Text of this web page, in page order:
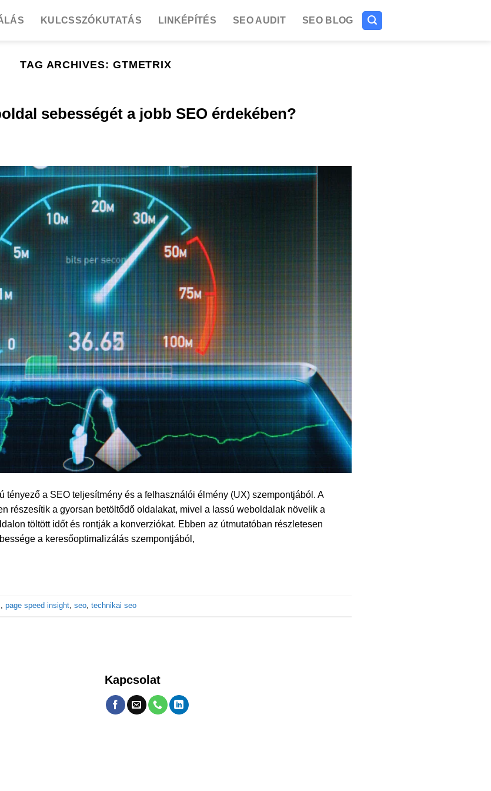
KULCSSZÓKUTATÁS LINKÉPÍTÉS SEO AUDIT SEO BLOG
TAG ARCHIVES: GTMETRIX
sebességét a jobb SEO érdekében?
tényező a SEO teljesítmény és a felhasználói élmény (UX) szempontjából. A
részesítik a gyorsan betöltődő oldalakat, mivel a lassú weboldalak növelik a
töltött időt és rontják a konverziókat. Ebben az útmutatóban részletesen
a keresőoptimalizálás szempontjából,
, page speed insight, seo, technikai seo
Kapcsolat